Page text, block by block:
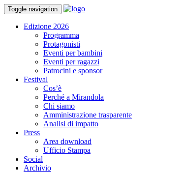
Toggle navigation
Edizione 2026
Programma
Protagonisti
Eventi per bambini
Eventi per ragazzi
Patrocini e sponsor
Festival
Cos’è
Perché a Mirandola
Chi siamo
Amministrazione trasparente
Analisi di impatto
Press
Area download
Ufficio Stampa
Social
Archivio